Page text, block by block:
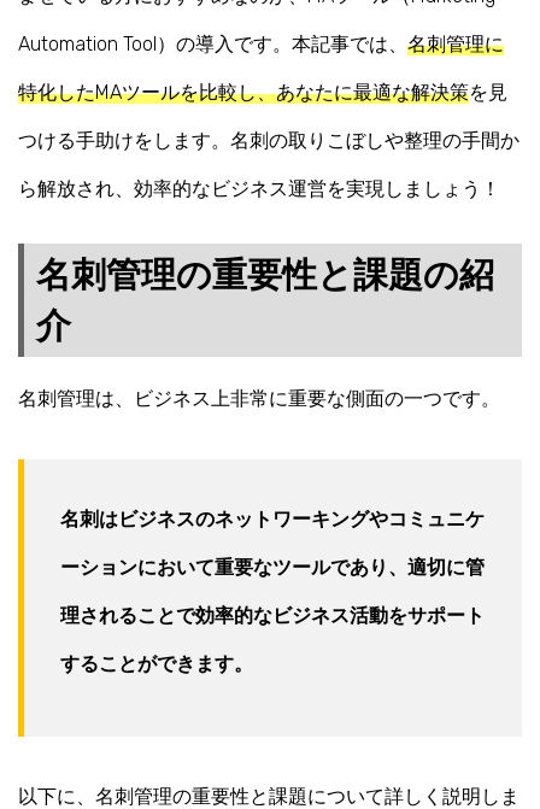
Automation Tool）の導入です。本記事では、 名刺管理に
特化したMAツールを比較し、あなたに最適な解決策を見
つける手助けをします。名刺の取りこぼしや整理の手間か
ら解放され、効率的なビジネス運営を実現しましょう！
名刺管理の重要性と課題の紹
介
名刺管理は、ビジネス上非常に重要な側面の一つです。
名刺はビジネスのネットワーキングやコミュニケ
ーションにおいて重要なツールであり、適切に管
理されることで効率的なビジネス活動をサポート
することができます。
以下に、名刺管理の重要性と課題について詳しく説明しま